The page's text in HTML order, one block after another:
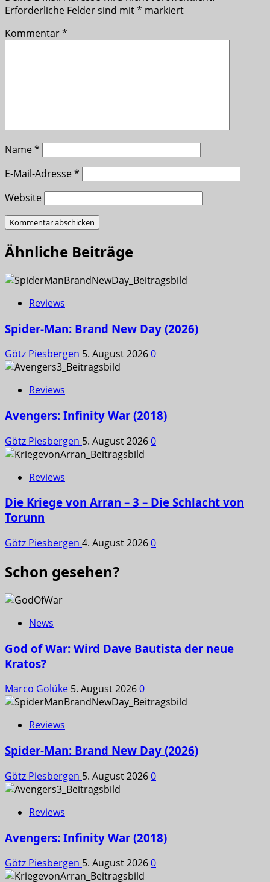
Erforderliche Felder sind mit* markiert
Kommentar*
Name*
E-Mail-Adresse*
Website
Ähnliche Beiträge
Reviews
Spider-Man: Brand New Day (2026)
Götz Piesbergen 5. August 20260
Reviews
Avengers: Infinity War (2018)
Götz Piesbergen 5. August 20260
Reviews
Die Kriege von Arran – 3 – Die Schlacht von
Torunn
Götz Piesbergen 4. August 20260
Schon gesehen?
News
God of War: Wird Dave Bautista der neue
Kratos?
Marco Golüke 5. August 20260
Reviews
Spider-Man: Brand New Day (2026)
Götz Piesbergen 5. August 20260
Reviews
Avengers: Infinity War (2018)
Götz Piesbergen 5. August 20260